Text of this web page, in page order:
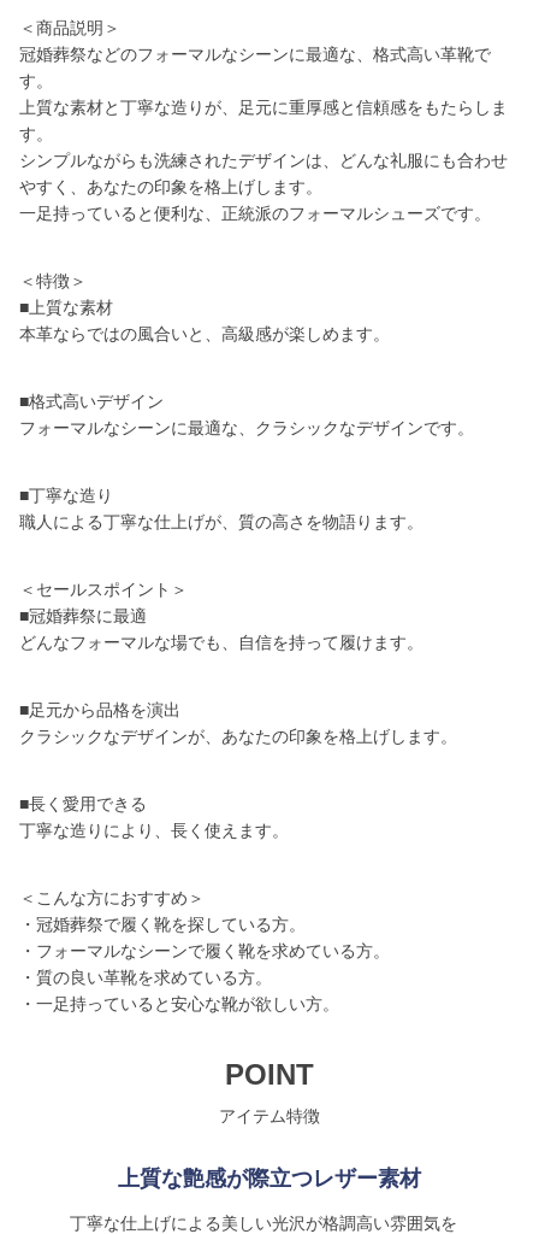
＜商品説明＞
冠婚葬祭などのフォーマルなシーンに最適な、格式高い革靴で
す。
上質な素材と丁寧な造りが、足元に重厚感と信頼感をもたらしま
す。
シンプルながらも洗練されたデザインは、どんな礼服にも合わせ
やすく、あなたの印象を格上げします。
一足持っていると便利な、正統派のフォーマルシューズです。
＜特徴＞
■上質な素材
本革ならではの風合いと、高級感が楽しめます。
■格式高いデザイン
フォーマルなシーンに最適な、クラシックなデザインです。
■丁寧な造り
職人による丁寧な仕上げが、質の高さを物語ります。
＜セールスポイント＞
■冠婚葬祭に最適
どんなフォーマルな場でも、自信を持って履けます。
■足元から品格を演出
クラシックなデザインが、あなたの印象を格上げします。
■長く愛用できる
丁寧な造りにより、長く使えます。
＜こんな方におすすめ＞
・冠婚葬祭で履く靴を探している方。
・フォーマルなシーンで履く靴を求めている方。
・質の良い革靴を求めている方。
・一足持っていると安心な靴が欲しい方。
POINT
アイテム特徴
上質な艶感が際立つレザー素材
丁寧な仕上げによる美しい光沢が格調高い雰囲気を